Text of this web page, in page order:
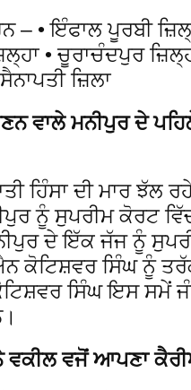
– • ਇੰਫਾਲ ਪੂਰਬੀ
• ਚੂਰਾਚੰਦਪੁਰ
ਜ਼ਿਲਾ
ਵਾਲੇ ਮਨੀਪੁਰ ਦੇ
ਹਿੰਸਾ ਦੀ ਮਾਰ ਝੱਲ
ਨੂੰ ਸੁਪਰੀਮ ਕੋਰਟ
ਦੇ ਇੱਕ ਜੱਜ ਨੂੰ
ਕੋਟਿਸ਼ਵਰ ਸਿੰਘ ਨੂੰ
ਸਿੰਘ ਇਸ ਸਮੇਂ
ਵਕੀਲ ਵਜੋਂ ਆਪਣਾ